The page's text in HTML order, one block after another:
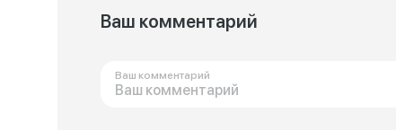
Ваш комментарий
Ваш комментарий